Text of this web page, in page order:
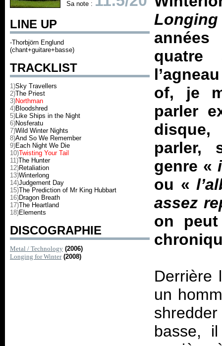
Sa note :
LINE UP
-Thorbjörn Englund
(chant+guitare+basse)
TRACKLIST
1)Sky Travellers
2)The Priest
3)Northman
4)Bloodshred
5)Like Ships in the Night
6)Nosferatu
7)Wild Winter Nights
8)And So We Remember
9)Each Night We Die
10)Twisting Your Tail
11)The Hunter
12)Retaliation
13)Winterlong
14)Judgement Day
15)The Prediction of Mr King Hubbart
16)Dragon Breath
17)The Heartland
18)Elements
DISCOGRAPHIE
Metal / Technology (2006)
Longing for Winter (2008)
quatre
of, je
parler
parler,
genre «
ou «
assez
on
Derrière
un
basse,